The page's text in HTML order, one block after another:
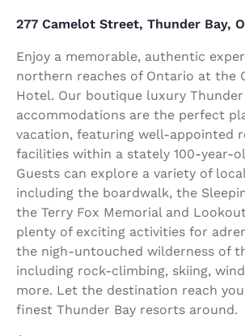
277 Camelot Street, Thunder Bay,
Enjoy a memorable, authentic
northern reaches of Ontario at the
Hotel. Our boutique luxury Thunder
accommodations are the perfect
vacation, featuring well-appointed
facilities within a stately 100-year-
Guests can explore a variety of
including the boardwalk, the
the Terry Fox Memorial and
plenty of exciting activities for
the nigh-untouched wilderness of
including rock-climbing, skiing,
more. Let the destination reach
finest Thunder Bay resorts around.